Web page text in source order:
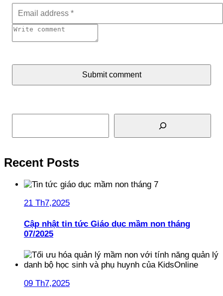
Submit comment
Tìm kiếm
Recent Posts
21 Th7,2025
Cập nhật tin tức Giáo dục mầm non tháng
07/2025
09 Th7,2025